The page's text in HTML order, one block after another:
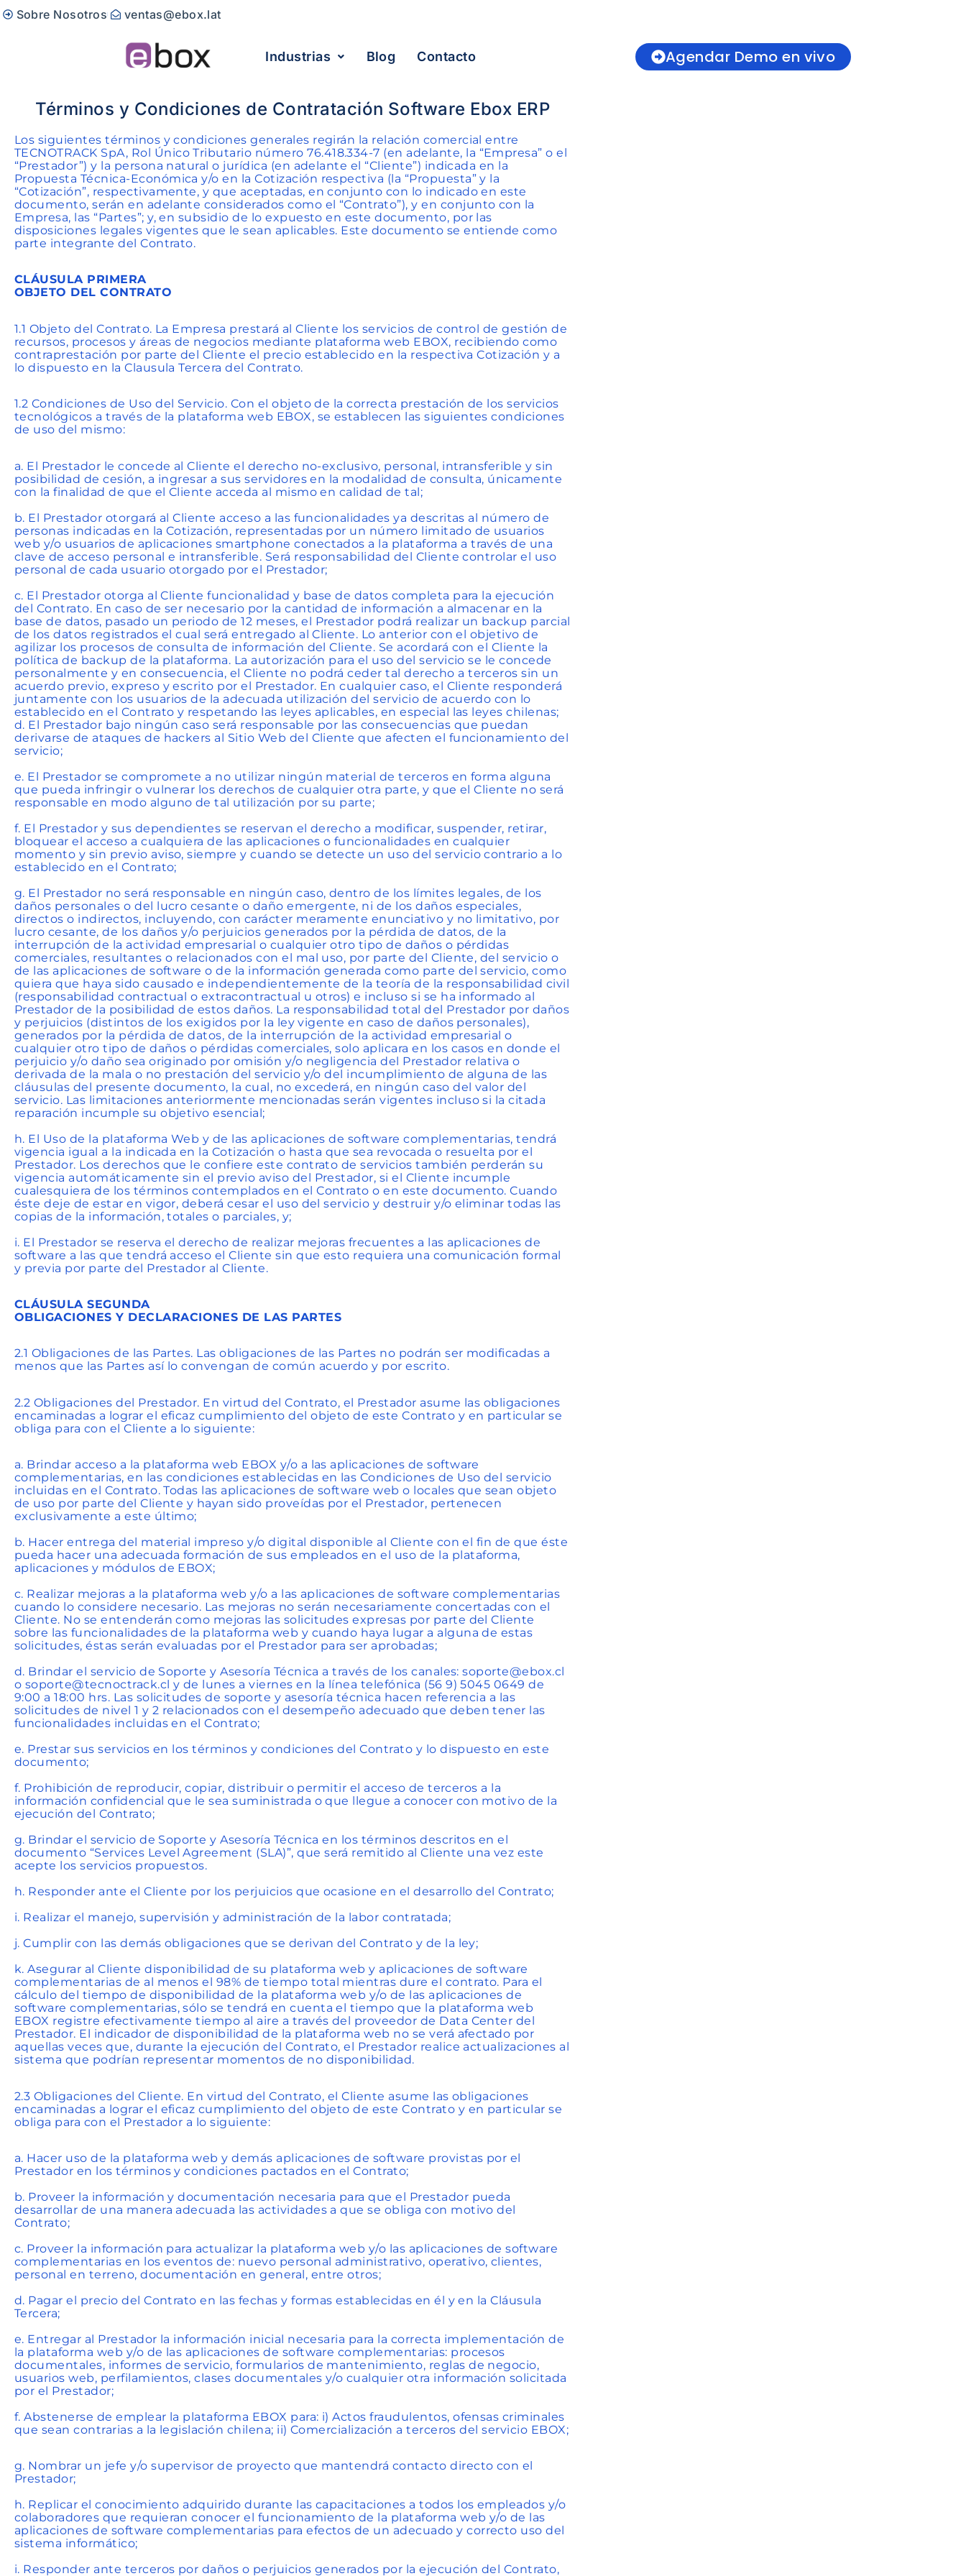
Sobre Nosotros ventas@ebox.lat
Industrias Blog Contacto Agendar Demo en vivo
Términos y Condiciones de Contratación Software Ebox ERP
Los siguientes términos y condiciones generales regirán la relación comercial entre
TECNOTRACK SpA, Rol Único Tributario número 76.418.334-7 (en adelante, la “Empresa” o el
“Prestador”) y la persona natural o jurídica (en adelante el “Cliente”) indicada en la
Propuesta Técnica-Económica y/o en la Cotización respectiva (la “Propuesta” y la
“Cotización”, respectivamente, y que aceptadas, en conjunto con lo indicado en este
documento, serán en adelante considerados como el “Contrato”), y en conjunto con la
Empresa, las “Partes”; y, en subsidio de lo expuesto en este documento, por las
disposiciones legales vigentes que le sean aplicables. Este documento se entiende como
parte integrante del Contrato.
CLÁUSULA PRIMERA
OBJETO DEL CONTRATO
1.1 Objeto del Contrato. La Empresa prestará al Cliente los servicios de control de gestión de
recursos, procesos y áreas de negocios mediante plataforma web EBOX, recibiendo como
contraprestación por parte del Cliente el precio establecido en la respectiva Cotización y a
lo dispuesto en la Clausula Tercera del Contrato.
1.2 Condiciones de Uso del Servicio. Con el objeto de la correcta prestación de los servicios
tecnológicos a través de la plataforma web EBOX, se establecen las siguientes condiciones
de uso del mismo:
a. El Prestador le concede al Cliente el derecho no-exclusivo, personal, intransferible y sin
posibilidad de cesión, a ingresar a sus servidores en la modalidad de consulta, únicamente
con la finalidad de que el Cliente acceda al mismo en calidad de tal;
b. El Prestador otorgará al Cliente acceso a las funcionalidades ya descritas al número de
personas indicadas en la Cotización, representadas por un número limitado de usuarios
web y/o usuarios de aplicaciones smartphone conectados a la plataforma a través de una
clave de acceso personal e intransferible. Será responsabilidad del Cliente controlar el uso
personal de cada usuario otorgado por el Prestador;
c. El Prestador otorga al Cliente funcionalidad y base de datos completa para la ejecución
del Contrato. En caso de ser necesario por la cantidad de información a almacenar en la
base de datos, pasado un periodo de 12 meses, el Prestador podrá realizar un backup parcial
de los datos registrados el cual será entregado al Cliente. Lo anterior con el objetivo de
agilizar los procesos de consulta de información del Cliente. Se acordará con el Cliente la
política de backup de la plataforma. La autorización para el uso del servicio se le concede
personalmente y en consecuencia, el Cliente no podrá ceder tal derecho a terceros sin un
acuerdo previo, expreso y escrito por el Prestador. En cualquier caso, el Cliente responderá
juntamente con los usuarios de la adecuada utilización del servicio de acuerdo con lo
establecido en el Contrato y respetando las leyes aplicables, en especial las leyes chilenas;
d. El Prestador bajo ningún caso será responsable por las consecuencias que puedan
derivarse de ataques de hackers al Sitio Web del Cliente que afecten el funcionamiento del
servicio;
e. El Prestador se compromete a no utilizar ningún material de terceros en forma alguna
que pueda infringir o vulnerar los derechos de cualquier otra parte, y que el Cliente no será
responsable en modo alguno de tal utilización por su parte;
f. El Prestador y sus dependientes se reservan el derecho a modificar, suspender, retirar,
bloquear el acceso a cualquiera de las aplicaciones o funcionalidades en cualquier
momento y sin previo aviso, siempre y cuando se detecte un uso del servicio contrario a lo
establecido en el Contrato;
g. El Prestador no será responsable en ningún caso, dentro de los límites legales, de los
daños personales o del lucro cesante o daño emergente, ni de los daños especiales,
directos o indirectos, incluyendo, con carácter meramente enunciativo y no limitativo, por
lucro cesante, de los daños y/o perjuicios generados por la pérdida de datos, de la
interrupción de la actividad empresarial o cualquier otro tipo de daños o pérdidas
comerciales, resultantes o relacionados con el mal uso, por parte del Cliente, del servicio o
de las aplicaciones de software o de la información generada como parte del servicio, como
quiera que haya sido causado e independientemente de la teoría de la responsabilidad civil
(responsabilidad contractual o extracontractual u otros) e incluso si se ha informado al
Prestador de la posibilidad de estos daños. La responsabilidad total del Prestador por daños
y perjuicios (distintos de los exigidos por la ley vigente en caso de daños personales),
generados por la pérdida de datos, de la interrupción de la actividad empresarial o
cualquier otro tipo de daños o pérdidas comerciales, solo aplicara en los casos en donde el
perjuicio y/o daño sea originado por omisión y/o negligencia del Prestador relativa o
derivada de la mala o no prestación del servicio y/o del incumplimiento de alguna de las
cláusulas del presente documento, la cual, no excederá, en ningún caso del valor del
servicio. Las limitaciones anteriormente mencionadas serán vigentes incluso si la citada
reparación incumple su objetivo esencial;
h. El Uso de la plataforma Web y de las aplicaciones de software complementarias, tendrá
vigencia igual a la indicada en la Cotización o hasta que sea revocada o resuelta por el
Prestador. Los derechos que le confiere este contrato de servicios también perderán su
vigencia automáticamente sin el previo aviso del Prestador, si el Cliente incumple
cualesquiera de los términos contemplados en el Contrato o en este documento. Cuando
éste deje de estar en vigor, deberá cesar el uso del servicio y destruir y/o eliminar todas las
copias de la información, totales o parciales, y;
i. El Prestador se reserva el derecho de realizar mejoras frecuentes a las aplicaciones de
software a las que tendrá acceso el Cliente sin que esto requiera una comunicación formal
y previa por parte del Prestador al Cliente.
CLÁUSULA SEGUNDA
OBLIGACIONES Y DECLARACIONES DE LAS PARTES
2.1 Obligaciones de las Partes. Las obligaciones de las Partes no podrán ser modificadas a
menos que las Partes así lo convengan de común acuerdo y por escrito.
2.2 Obligaciones del Prestador. En virtud del Contrato, el Prestador asume las obligaciones
encaminadas a lograr el eficaz cumplimiento del objeto de este Contrato y en particular se
obliga para con el Cliente a lo siguiente:
a. Brindar acceso a la plataforma web EBOX y/o a las aplicaciones de software
complementarias, en las condiciones establecidas en las Condiciones de Uso del servicio
incluidas en el Contrato. Todas las aplicaciones de software web o locales que sean objeto
de uso por parte del Cliente y hayan sido proveídas por el Prestador, pertenecen
exclusivamente a este último;
b. Hacer entrega del material impreso y/o digital disponible al Cliente con el fin de que éste
pueda hacer una adecuada formación de sus empleados en el uso de la plataforma,
aplicaciones y módulos de EBOX;
c. Realizar mejoras a la plataforma web y/o a las aplicaciones de software complementarias
cuando lo considere necesario. Las mejoras no serán necesariamente concertadas con el
Cliente. No se entenderán como mejoras las solicitudes expresas por parte del Cliente
sobre las funcionalidades de la plataforma web y cuando haya lugar a alguna de estas
solicitudes, éstas serán evaluadas por el Prestador para ser aprobadas;
d. Brindar el servicio de Soporte y Asesoría Técnica a través de los canales: soporte@ebox.cl
o soporte@tecnoctrack.cl y de lunes a viernes en la línea telefónica (56 9) 5045 0649 de
9:00 a 18:00 hrs. Las solicitudes de soporte y asesoría técnica hacen referencia a las
solicitudes de nivel 1 y 2 relacionados con el desempeño adecuado que deben tener las
funcionalidades incluidas en el Contrato;
e. Prestar sus servicios en los términos y condiciones del Contrato y lo dispuesto en este
documento;
f. Prohibición de reproducir, copiar, distribuir o permitir el acceso de terceros a la
información confidencial que le sea suministrada o que llegue a conocer con motivo de la
ejecución del Contrato;
g. Brindar el servicio de Soporte y Asesoría Técnica en los términos descritos en el
documento “Services Level Agreement (SLA)”, que será remitido al Cliente una vez este
acepte los servicios propuestos.
h. Responder ante el Cliente por los perjuicios que ocasione en el desarrollo del Contrato;
i. Realizar el manejo, supervisión y administración de la labor contratada;
j. Cumplir con las demás obligaciones que se derivan del Contrato y de la ley;
k. Asegurar al Cliente disponibilidad de su plataforma web y aplicaciones de software
complementarias de al menos el 98% de tiempo total mientras dure el contrato. Para el
cálculo del tiempo de disponibilidad de la plataforma web y/o de las aplicaciones de
software complementarias, sólo se tendrá en cuenta el tiempo que la plataforma web
EBOX registre efectivamente tiempo al aire a través del proveedor de Data Center del
Prestador. El indicador de disponibilidad de la plataforma web no se verá afectado por
aquellas veces que, durante la ejecución del Contrato, el Prestador realice actualizaciones al
sistema que podrían representar momentos de no disponibilidad.
2.3 Obligaciones del Cliente. En virtud del Contrato, el Cliente asume las obligaciones
encaminadas a lograr el eficaz cumplimiento del objeto de este Contrato y en particular se
obliga para con el Prestador a lo siguiente:
a. Hacer uso de la plataforma web y demás aplicaciones de software provistas por el
Prestador en los términos y condiciones pactados en el Contrato;
b. Proveer la información y documentación necesaria para que el Prestador pueda
desarrollar de una manera adecuada las actividades a que se obliga con motivo del
Contrato;
c. Proveer la información para actualizar la plataforma web y/o las aplicaciones de software
complementarias en los eventos de: nuevo personal administrativo, operativo, clientes,
personal en terreno, documentación en general, entre otros;
d. Pagar el precio del Contrato en las fechas y formas establecidas en él y en la Cláusula
Tercera;
e. Entregar al Prestador la información inicial necesaria para la correcta implementación de
la plataforma web y/o de las aplicaciones de software complementarias: procesos
documentales, informes de servicio, formularios de mantenimiento, reglas de negocio,
usuarios web, perfilamientos, clases documentales y/o cualquier otra información solicitada
por el Prestador;
f. Abstenerse de emplear la plataforma EBOX para: i) Actos fraudulentos, ofensas criminales
que sean contrarias a la legislación chilena; ii) Comercialización a terceros del servicio EBOX;
g. Nombrar un jefe y/o supervisor de proyecto que mantendrá contacto directo con el
Prestador;
h. Replicar el conocimiento adquirido durante las capacitaciones a todos los empleados y/o
colaboradores que requieran conocer el funcionamiento de la plataforma web y/o de las
aplicaciones de software complementarias para efectos de un adecuado y correcto uso del
sistema informático;
i. Responder ante terceros por daños o perjuicios generados por la ejecución del Contrato,